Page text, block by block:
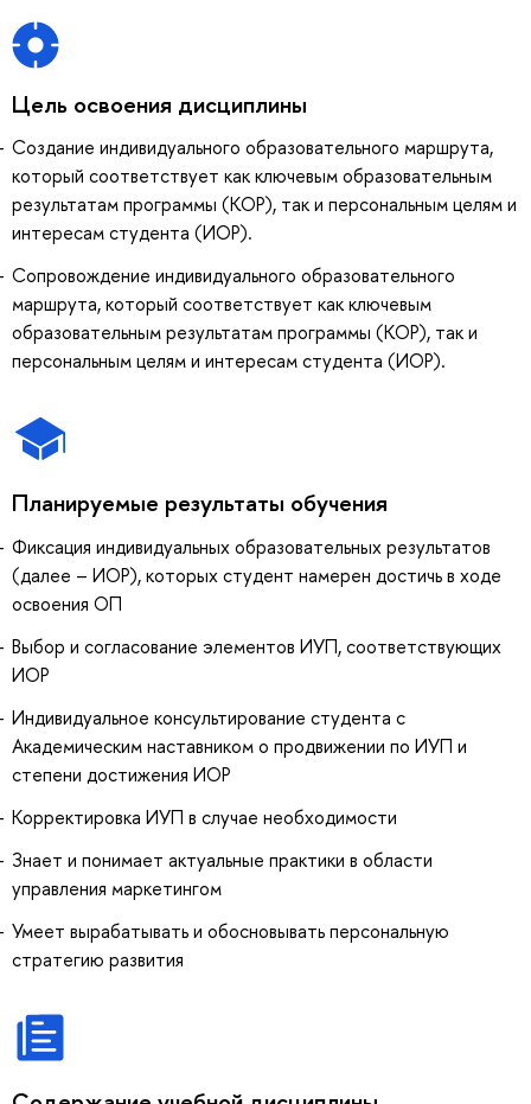
Цель освоения дисциплины
Создание индивидуального образовательного маршрута,
который соответствует как ключевым образовательным
результатам программы (КОР), так и персональным целям и
интересам студента (ИОР).
Сопровождение индивидуального образовательного
маршрута, который соответствует как ключевым
образовательным результатам программы (КОР), так и
персональным целям и интересам студента (ИОР).
Планируемые результаты обучения
Фиксация индивидуальных образовательных результатов
(далее – ИОР), которых студент намерен достичь в ходе
освоения ОП
Выбор и согласование элементов ИУП, соответствующих
ИОР
Индивидуальное консультирование студента с
Академическим наставником о продвижении по ИУП и
степени достижения ИОР
Корректировка ИУП в случае необходимости
Знает и понимает актуальные практики в области
управления маркетингом
Умеет вырабатывать и обосновывать персональную
стратегию развития